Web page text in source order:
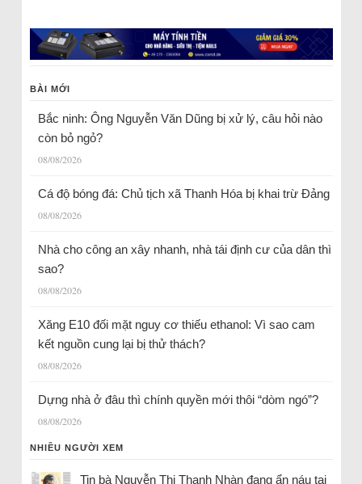
BÀI MỚI
Bắc ninh: Ông Nguyễn Văn Dũng bị xử lý, câu hỏi nào
còn bỏ ngỏ?
08/08/2026
Cá độ bóng đá: Chủ tịch xã Thanh Hóa bị khai trừ Đảng
08/08/2026
Nhà cho công an xây nhanh, nhà tái định cư của dân thì
sao?
08/08/2026
Xăng E10 đối mặt nguy cơ thiếu ethanol: Vì sao cam
kết nguồn cung lại bị thử thách?
08/08/2026
Dựng nhà ở đâu thì chính quyền mới thôi “dòm ngó”?
08/08/2026
NHIỀU NGƯỜI XEM
Tin bà Nguyễn Thị Thanh Nhàn đang ẩn náu tại